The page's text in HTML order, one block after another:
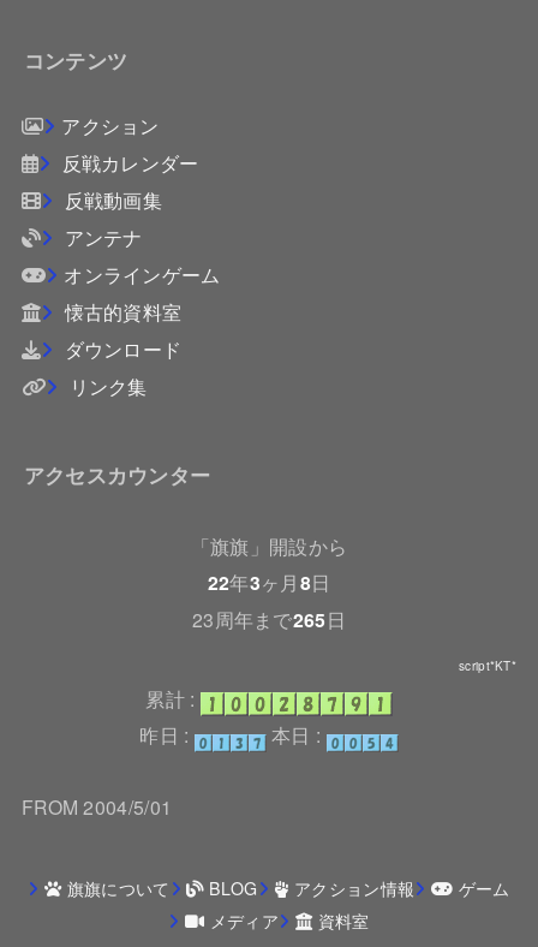
コンテンツ
アクション
反戦カレンダー
反戦動画集
アンテナ
オンラインゲーム
懐古的資料室
ダウンロード
リンク集
アクセスカウンター
「旗旗」開設から
22年3ヶ月8日
23周年まで265日
script*KT*
累計 :
昨日 :
本日 :
FROM 2004/5/01
旗旗について BLOG アクション情報
ゲーム
メディア
資料室